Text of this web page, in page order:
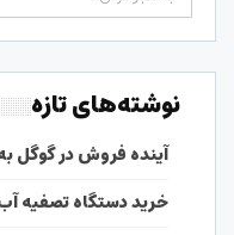
نوشته‌های تازه
آینده فروش در گوگل
خرید دستگاه تصفیه